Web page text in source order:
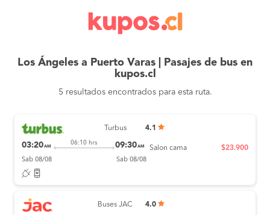
Los Ángeles a Puerto Varas | Pasajes de bus en
kupos.cl
5 resultados encontrados para esta ruta.
Turbus 4.1
03:20AM
06:10 hrs 09:30AM
Sab 08/08 Sab 08/08
Salon cama $23.900
Buses JAC 4.0